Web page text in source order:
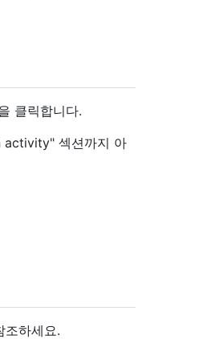
클릭합니다.
activity" 섹션까지 아
조하세요.